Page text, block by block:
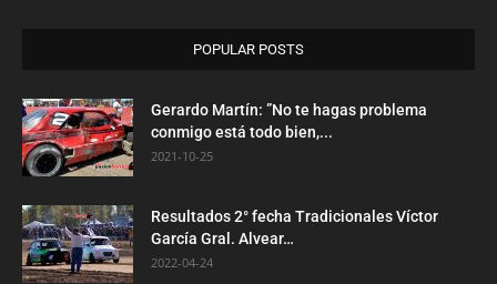
POPULAR POSTS
Gerardo Martín: ”No te hagas problema
conmigo está todo bien,...
2021-10-25
Resultados 2° fecha Tradicionales Víctor
García Gral. Alvear…
2022-04-24